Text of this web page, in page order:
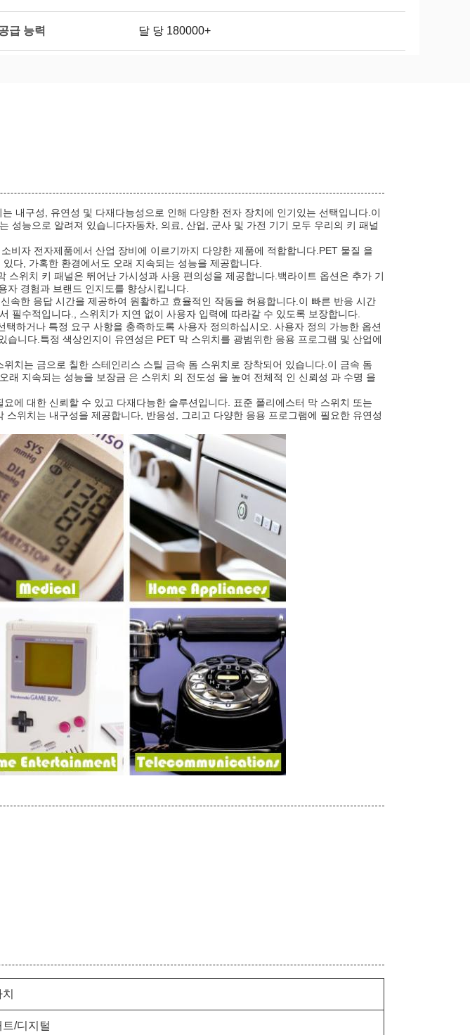
급 능력 달 당 180000+
내구성, 유연성 및 다재다능성으로 인해 다양한 전자 장치에 인기있는 선택입니다.이
성능으로 알려져 있습니다자동차, 의료, 산업, 군사 및 가전 기기 모두 우리의 키 패널
비자 전자제품에서 산업 장비에 이르기까지 다양한 제품에 적합합니다.PET 물질 을
다, 가혹한 환경에서도 오래 지속되는 성능을 제공합니다.
스위치 키 패널은 뛰어난 가시성과 사용 편의성을 제공합니다.백라이트 옵션은 추가 기
자 경험과 브랜드 인지도를 향상시킵니다.
속한 응답 시간을 제공하여 원활하고 효율적인 작동을 허용합니다.이 빠른 반응 시간
필수적입니다., 스위치가 지연 없이 사용자 입력에 따라갈 수 있도록 보장합니다.
하거나 특정 요구 사항을 충족하도록 사용자 정의하십시오. 사용자 정의 가능한 옵션
습니다.특정 색상인지이 유연성은 PET 막 스위치를 광범위한 응용 프로그램 및 산업에
치는 금으로 칠한 스테인리스 스틸 금속 돔 스위치로 장착되어 있습니다.이 금속 돔
래 지속되는 성능을 보장금 은 스위치 의 전도성 을 높여 전체적 인 신뢰성 과 수명 을
에 대한 신뢰할 수 있고 다재다능한 솔루션입니다. 표준 폴리에스터 막 스위치 또는
스위치는 내구성을 제공합니다, 반응성, 그리고 다양한 응용 프로그램에 필요한 유연성
트/디지털